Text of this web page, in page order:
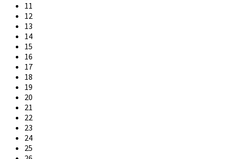
11
12
13
14
15
16
17
18
19
20
21
22
23
24
25